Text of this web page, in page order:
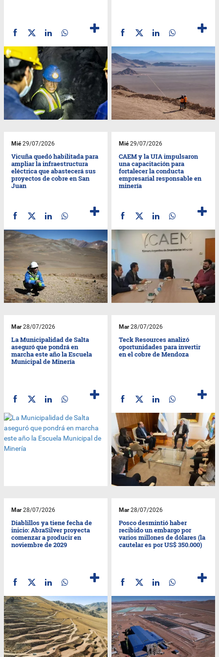
Mié29/07/2026
Vicuña quedó habilitada para
ampliar la infraestructura
eléctrica que abastecerá sus
proyectos de cobre en San
Juan
Mié29/07/2026
CAEM y la UIA impulsaron
una capacitación para
fortalecer la conducta
empresarial responsable en
minería
Mar28/07/2026
La Municipalidad de Salta
aseguró que pondrá en
marcha este año la Escuela
Municipal de Minería
Mar28/07/2026
Teck Resources analizó
oportunidades para invertir
en el cobre de Mendoza
Mar28/07/2026
Diablillos ya tiene fecha de
inicio: AbraSilver proyecta
comenzar a producir en
noviembre de 2029
Mar28/07/2026
Posco desmintió haber
recibido un embargo por
varios millones de dólares (la
cautelar es por US$ 350.000)